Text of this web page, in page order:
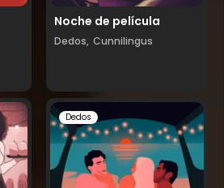
Noche de película
Dedos, Cunnilingus
Dedos